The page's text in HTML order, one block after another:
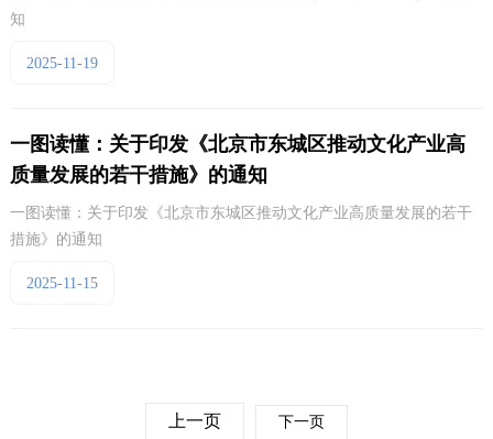
知
2025-11-19
一图读懂：关于印发《北京市东城区推动文化产业高
质量发展的若干措施》的通知
一图读懂：关于印发《北京市东城区推动文化产业高质量发展的若干
措施》的通知
2025-11-15
上一页 下一页